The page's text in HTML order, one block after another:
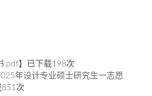
.pdf】已下载198次
年设计专业硕士研究生一志愿
851次